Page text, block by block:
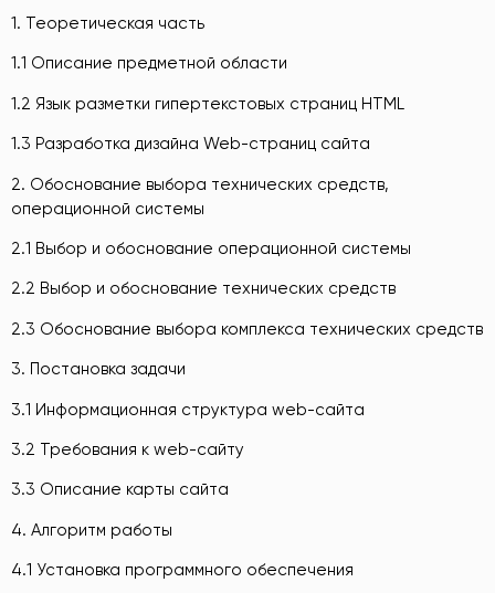
1. Теоретическая часть
1.1 Описание предметной области
1.2 Язык разметки гипертекстовых страниц HTML
1.3 Разработка дизайна Web-страниц сайта
2. Обоснование выбора технических средств,
операционной системы
2.1 Выбор и обоснование операционной системы
2.2 Выбор и обоснование технических средств
2.3 Обоснование выбора комплекса технических средств
3. Постановка задачи
3.1 Информационная структура web-сайта
3.2 Требования к web-сайту
3.3 Описание карты сайта
4. Алгоритм работы
4.1 Установка программного обеспечения